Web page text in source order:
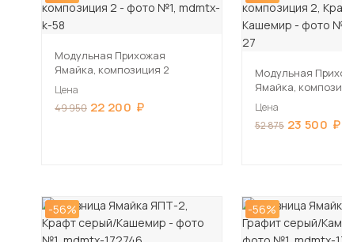
Модульная Прихожая
Ямайка, композиция 2
Цена
49 950 22 200
Модульная
Ямайка,
серый/Кашемир
Цена
52 875 23 500
-56% -56%